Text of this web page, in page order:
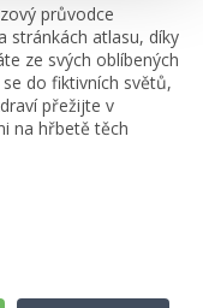
průvodce
stránkách atlasu, díky
ze svých oblíbených
do fiktivních světů,
přežijte v
na hřbetě těch